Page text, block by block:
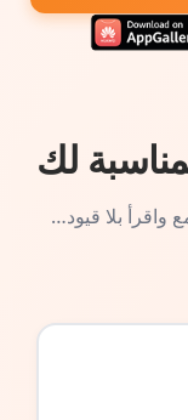
لك
بلا قيود…